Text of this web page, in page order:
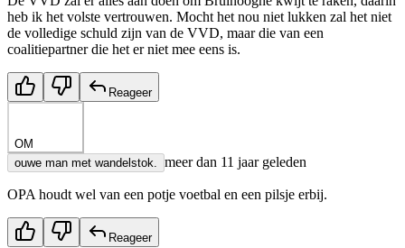
heb ik het volste vertrouwen. Mocht het nou niet lukken zal het niet
de volledige schuld zijn van de VVD, maar die van een
coalitiepartner die het er niet mee eens is.
Reageer
OM
ouwe man met wandelstok. meer dan 11 jaar geleden
OPA houdt wel van een potje voetbal en een pilsje erbij.
Reageer